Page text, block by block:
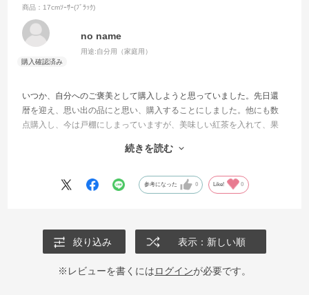
商品：17cmｿｰｻｰ(ﾌﾞﾗｯｸ)
no name
用途:自分用（家庭用）
いつか、自分へのご褒美として購入しようと思っていました。先日還
暦を迎え、思い出の品にと思い、購入することにしました。他にも数
点購入し、今は戸棚にしまっていますが、美味しい紅茶を入れて、果
続きを読む
参考になった 0 Like! 0
絞り込み 表示：新しい順
※レビューを書くにはログインが必要です。